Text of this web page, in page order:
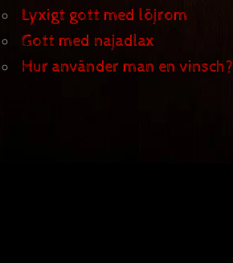
Lyxigt gott med löjrom
Gott med najadlax
Hur använder man en vinsch?